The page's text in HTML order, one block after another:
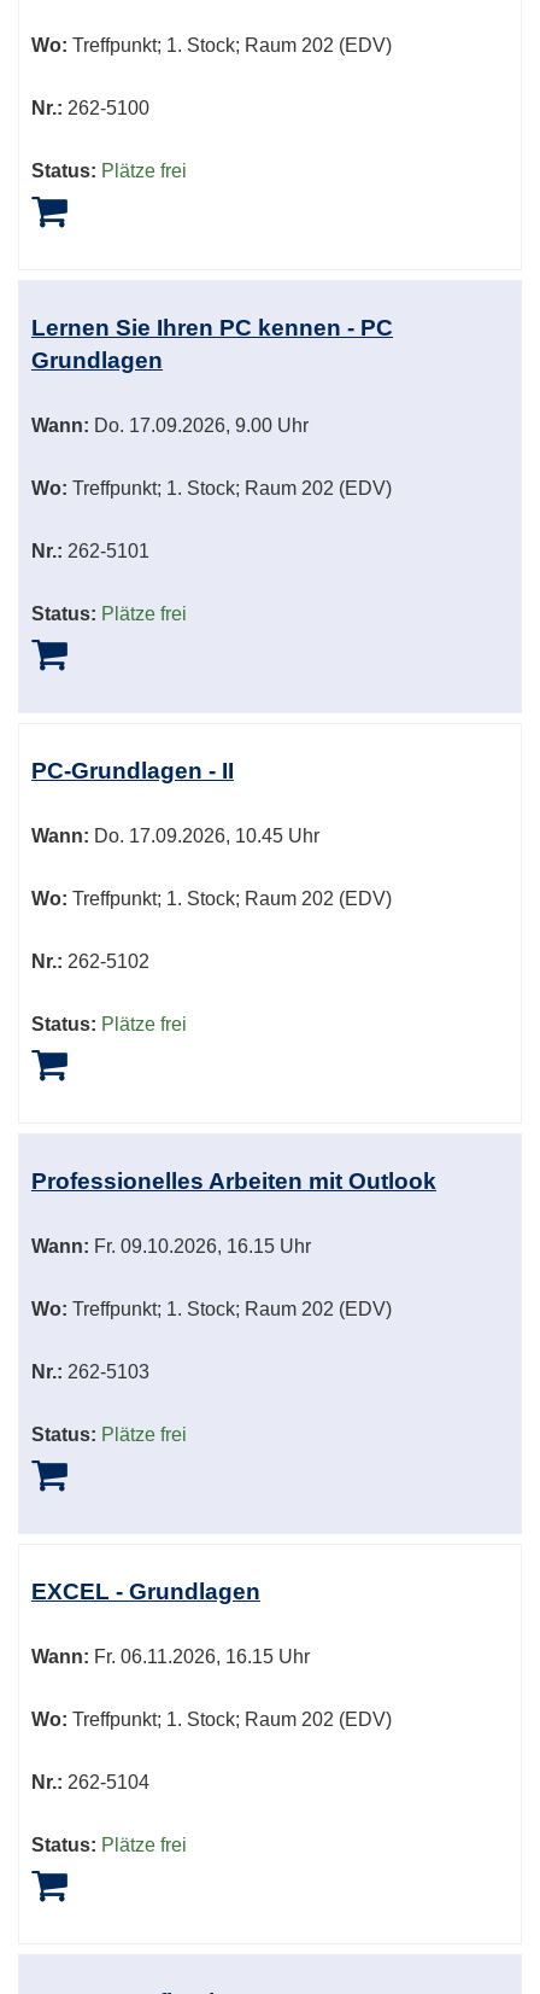
Wo: Treffpunkt; 1. Stock; Raum 202 (EDV)
Nr.: 262-5100
Status: Plätze frei
Lernen Sie Ihren PC kennen - PC
Grundlagen
Wann: Do. 17.09.2026, 9.00 Uhr
Wo: Treffpunkt; 1. Stock; Raum 202 (EDV)
Nr.: 262-5101
Status: Plätze frei
PC-Grundlagen - II
Wann: Do. 17.09.2026, 10.45 Uhr
Wo: Treffpunkt; 1. Stock; Raum 202 (EDV)
Nr.: 262-5102
Status: Plätze frei
Professionelles Arbeiten mit Outlook
Wann: Fr. 09.10.2026, 16.15 Uhr
Wo: Treffpunkt; 1. Stock; Raum 202 (EDV)
Nr.: 262-5103
Status: Plätze frei
EXCEL - Grundlagen
Wann: Fr. 06.11.2026, 16.15 Uhr
Wo: Treffpunkt; 1. Stock; Raum 202 (EDV)
Nr.: 262-5104
Status: Plätze frei